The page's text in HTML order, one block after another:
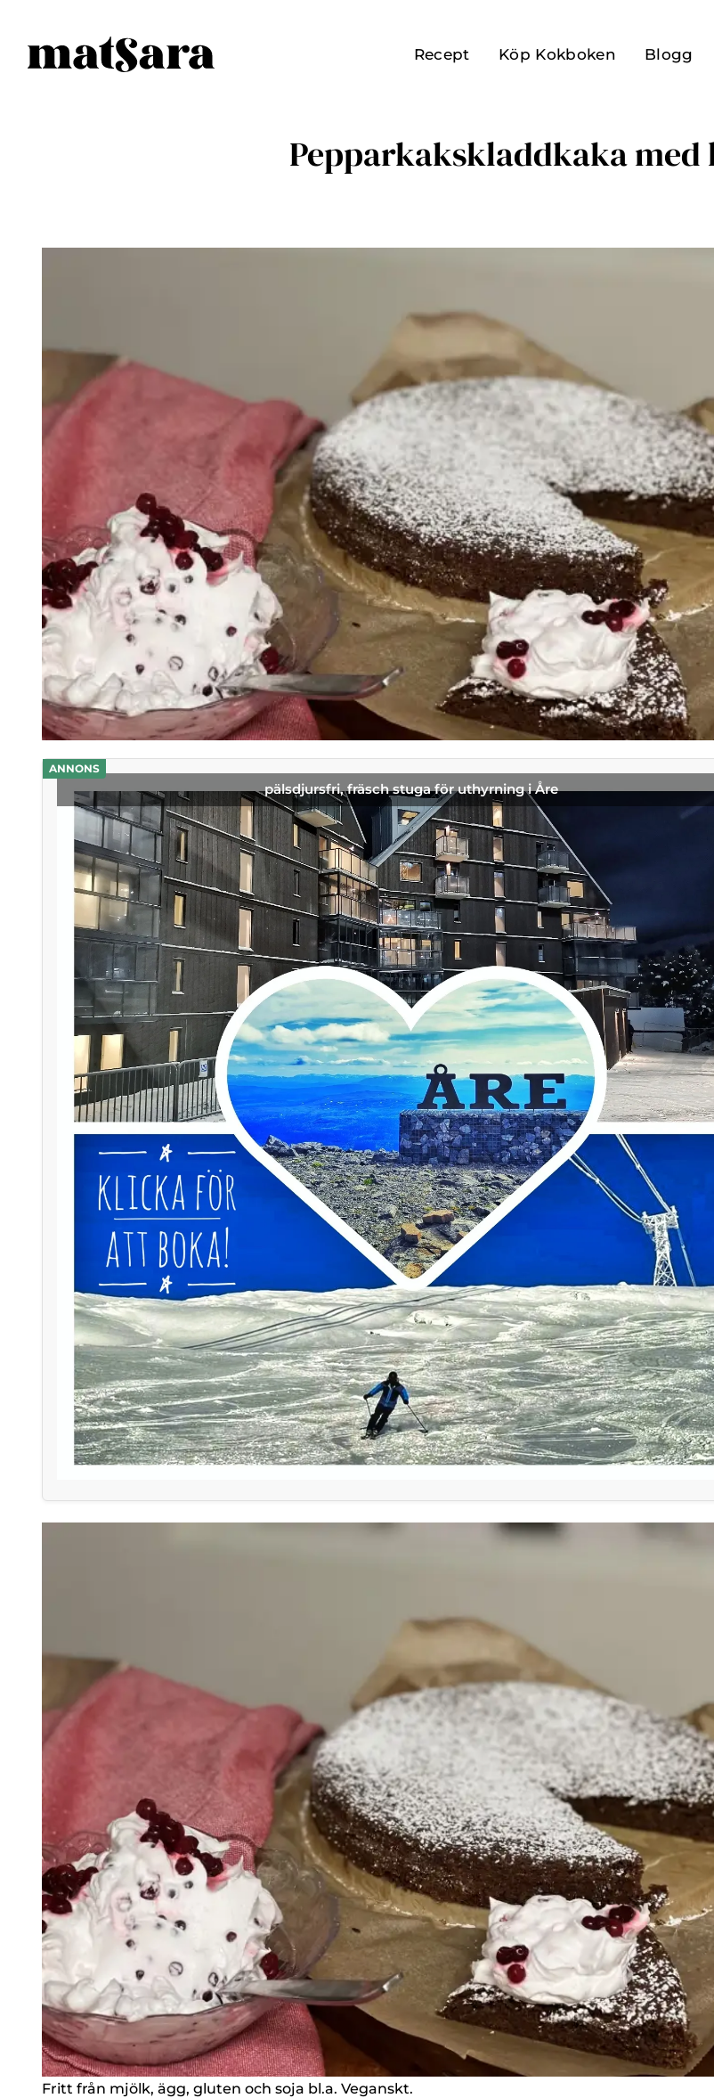
Recept Köp Kokboken Blogg
Pepparkakskladdkaka
ANNONS
pälsdjursfri, fräsch stuga för uthyrning i Åre
Fritt från mjölk, ägg, gluten och soja bl.a. Veganskt.